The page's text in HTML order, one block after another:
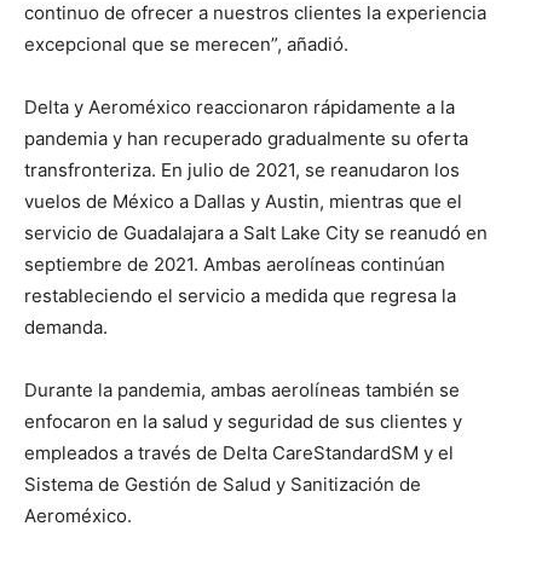
continuo de ofrecer a nuestros clientes la experiencia
excepcional que se merecen”, añadió.
Delta y Aeroméxico reaccionaron rápidamente a la
pandemia y han recuperado gradualmente su oferta
transfronteriza. En julio de 2021, se reanudaron los
vuelos de México a Dallas y Austin, mientras que el
servicio de Guadalajara a Salt Lake City se reanudó en
septiembre de 2021. Ambas aerolíneas continúan
restableciendo el servicio a medida que regresa la
demanda.
Durante la pandemia, ambas aerolíneas también se
enfocaron en la salud y seguridad de sus clientes y
empleados a través de Delta CareStandardSM y el
Sistema de Gestión de Salud y Sanitización de
Aeroméxico.